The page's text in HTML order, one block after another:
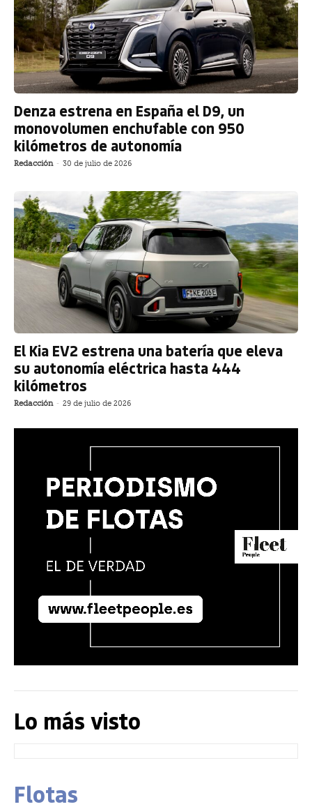
Denza estrena en España el D9, un
monovolumen enchufable con 950
kilómetros de autonomía
Redacción - 30 de julio de 2026
El Kia EV2 estrena una batería que eleva
su autonomía eléctrica hasta 444
kilómetros
Redacción - 29 de julio de 2026
Lo más visto
Flotas